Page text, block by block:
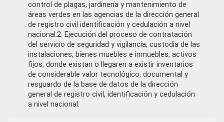
control de plagas, jardinería y mantenimiento de
áreas verdes en las agencias de la dirección general
de registro civil identificación y cedulación a nivel
nacional.2. Ejecución del proceso de contratación
del servicio de seguridad y vigilancia, custodia de las
instalaciones, bienes muebles e inmuebles, activos
fijos, donde existan o llegaren a existir inventarios
de considerable valor tecnológico, documental y
resguardo de la base de datos de la dirección
general de registro civil, identificación y cedulación
a nivel nacional.